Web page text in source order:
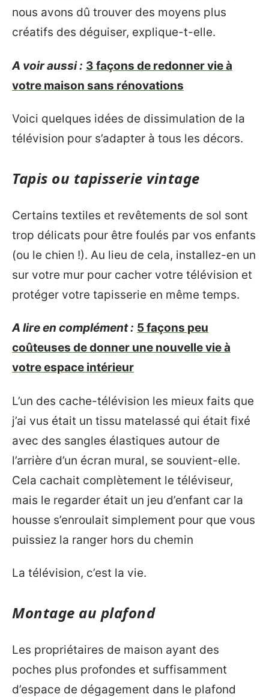
nous avons dû trouver des moyens plus
créatifs des déguiser, explique-t-elle.
A voir aussi : 3 façons de redonner vie à
votre maison sans rénovations
Voici quelques idées de dissimulation de la
télévision pour s’adapter à tous les décors.
Tapis ou tapisserie vintage
Certains textiles et revêtements de sol sont
trop délicats pour être foulés par vos enfants
(ou le chien !). Au lieu de cela, installez-en un
sur votre mur pour cacher votre télévision et
protéger votre tapisserie en même temps.
A lire en complément : 5 façons peu
coûteuses de donner une nouvelle vie à
votre espace intérieur
L’un des cache-télévision les mieux faits que
j’ai vus était un tissu matelassé qui était fixé
avec des sangles élastiques autour de
l’arrière d’un écran mural, se souvient-elle.
Cela cachait complètement le téléviseur,
mais le regarder était un jeu d’enfant car la
housse s’enroulait simplement pour que vous
puissiez la ranger hors du chemin
La télévision, c’est la vie.
Montage au plafond
Les propriétaires de maison ayant des
poches plus profondes et suffisamment
d’espace de dégagement dans le plafond